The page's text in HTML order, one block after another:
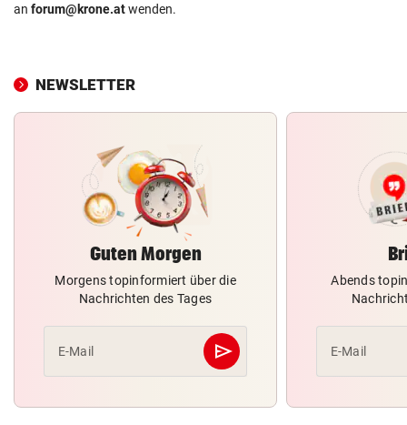
an forum@krone.atwenden.
NEWSLETTER
Guten Morgen
Morgens topinformiert über die
Nachrichten des Tages
E-Mail send
Abschicken
Abends
E-Mail